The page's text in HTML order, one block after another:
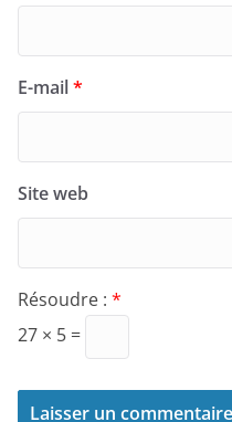
E-mail*
Site web
Résoudre : *
27 × 5 =